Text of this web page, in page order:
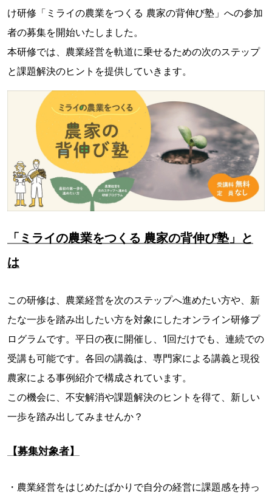
け研修「ミライの農業をつくる 農家の背伸び塾」への参加
者の募集を開始いたしました。
本研修では、農業経営を軌道に乗せるための次のステップ
と課題解決のヒントを提供していきます。
「ミライの農業をつくる 農家の背伸び塾」と
は
この研修は、農業経営を次のステップへ進めたい方や、新
たな一歩を踏み出したい方を対象にしたオンライン研修プ
ログラムです。平日の夜に開催し、1回だけでも、連続での
受講も可能です。各回の講義は、専門家による講義と現役
農家による事例紹介で構成されています。
この機会に、不安解消や課題解決のヒントを得て、新しい
一歩を踏み出してみませんか？
【募集対象者】
・農業経営をはじめたばかりで自分の経営に課題感を持っ